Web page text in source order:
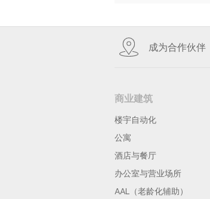
成为合作伙伴
商业建筑
楼宇自动化
公寓
酒店与餐厅
办公室与营业场所
AAL（老龄化辅助）